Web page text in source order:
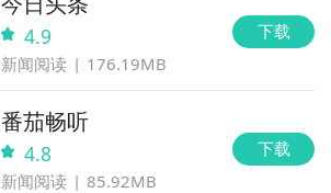
4.9
新闻阅读 176.19MB
下载
番茄畅听
4.8
新闻阅读 85.92MB
下载